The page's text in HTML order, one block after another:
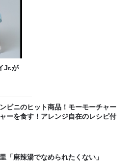
Jr.が
ビニのヒット商品！モーモーチャー
ーを食す！アレンジ自在のレシピ付
「麻辣湯でなめられたくない」